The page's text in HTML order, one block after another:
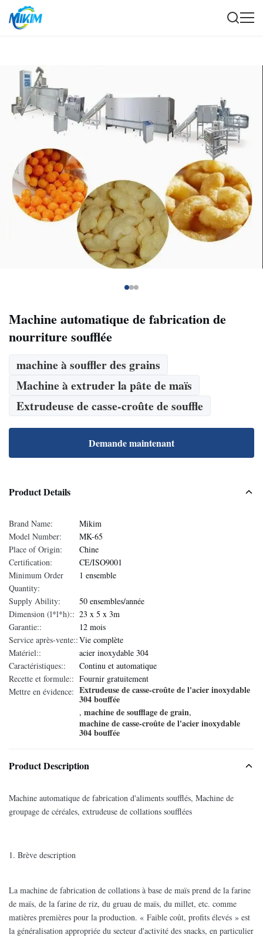
Machine automatique de fabrication de
nourriture soufflée
machine à souffler des grains
Machine à extruder la pâte de maïs
Extrudeuse de casse-croûte de souffle
Demande maintenant
Product Details
Brand Name:
Mikim
Model Number:
MK-65
Place of Origin:
Chine
Certification:
CE/ISO9001
Minimum Order
Quantity:
1 ensemble
Supply Ability:
50 ensembles/année
Dimension (l*l*h):: 23 x 5 x 3m
Garantie::
12 mois
Service après-vente::Vie complète
Matériel::
acier inoxydable 304
Caractéristiques::
Continu et automatique
Recette et formule:: Fournir gratuitement
Mettre en évidence: Extrudeuse de casse-croûte de l'acier inoxydable
304 bouffée
, machine de soufflage de grain,
machine de casse-croûte de l'acier inoxydable
304 bouffée
Product Description
Machine automatique de fabrication d'aliments soufflés, Machine de
groupage de céréales, extrudeuse de collations soufflées
1. Brève description
La machine de fabrication de collations à base de maïs prend de la farine
de maïs, de la farine de riz, du gruau de maïs, du millet, etc. comme
matières premières pour la production. « Faible coût, profits élevés » est
la généralisation appropriée du secteur d'activité des snacks, en particulier